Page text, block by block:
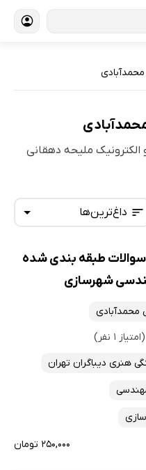
ملیحه دهقانی
داغ‌ترین‌ها
تازه‌ها
داغ‌ترین‌ها
پرفروش‌ها
پربحث‌ها
ارزان ترین‌ها
طبقه بندی شده
شهرسازی
محمدآبادی
(امتیاز ۱ نفر)
هنری دیباگران تهران
۲۵۰,۰۰۰ تومان